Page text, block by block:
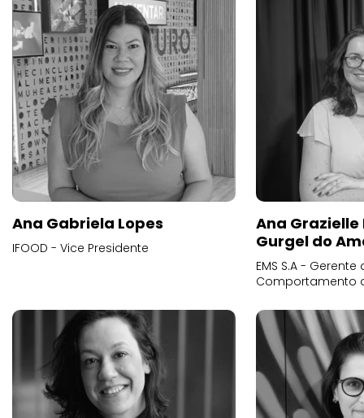
Ana Gabriela Lopes
IFOOD - Vice Presidente
Ana
Gurgel do
EMS S.A -
Comportamento